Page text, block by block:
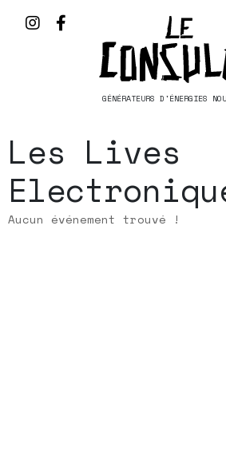
GÉNÉRATEURS D'ÉNERGIES
Les Lives
Aucun événement trouvé !